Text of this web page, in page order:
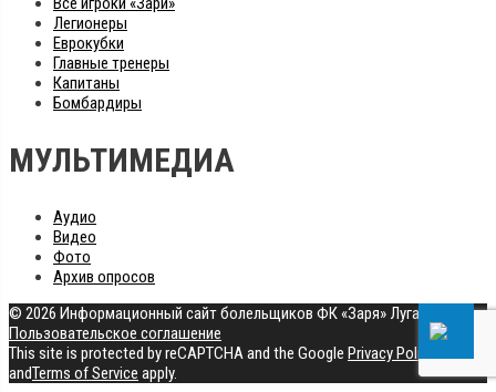
Легионеры
Еврокубки
Главные тренеры
Капитаны
Бомбардиры
МУЛЬТИМЕДИА
Аудио
Видео
Фото
Архив опросов
© 2026 Информационный сайт болельщиков ФК «Заря» Луганск
Пользовательское соглашение
This site is protected by reCAPTCHA and the Google Privacy Policy
andTerms of Service apply.